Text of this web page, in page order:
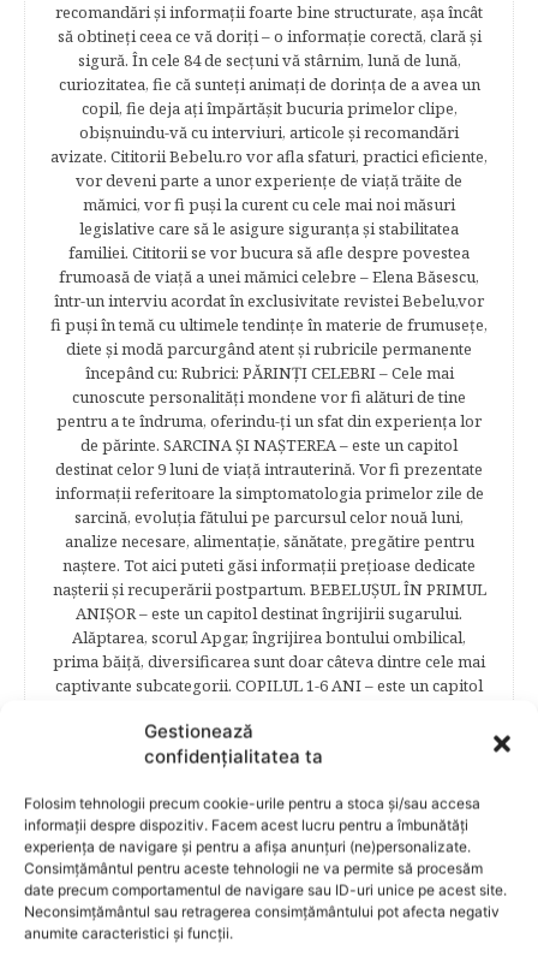
Gestionează
confidențialitatea ta
Folosim tehnologii precum cookie-urile pentru a stoca și/sau accesa
informații despre dispozitiv. Facem acest lucru pentru a îmbunătăți
experiența de navigare și pentru a afișa anunțuri (ne)personalizate.
Consimțământul pentru aceste tehnologii ne va permite să procesăm
date precum comportamentul de navigare sau ID-uri unice pe acest site.
Neconsimțământul sau retragerea consimțământului pot afecta negativ
anumite caracteristici și funcții.
recomandări şi informaţii foarte bine structurate, aşa încât
să obtineţi ceea ce vă doriţi – o informaţie corectă, clară şi
sigură. În cele 84 de secțuni vă stârnim, lună de lună,
curiozitatea, fie că sunteţi animaţi de dorinţa de a avea un
copil, fie deja aţi împărtăşit bucuria primelor clipe,
obişnuindu-vă cu interviuri, articole şi recomandări
avizate. Cititorii Bebelu.ro vor afla sfaturi, practici eficiente,
vor deveni parte a unor experienţe de viaţă trăite de
mămici, vor fi puşi la curent cu cele mai noi măsuri
legislative care să le asigure siguranţa şi stabilitatea
familiei. Cititorii se vor bucura să afle despre povestea
frumoasă de viață a unei mămici celebre – Elena Băsescu,
într-un interviu acordat în exclusivitate revistei Bebelu,vor
fi puşi în temă cu ultimele tendinţe în materie de frumuseţe,
diete şi modă parcurgând atent şi rubricile permanente
începând cu: Rubrici: PĂRINŢI CELEBRI – Cele mai
cunoscute personalităţi mondene vor fi alături de tine
pentru a te îndruma, oferindu-ţi un sfat din experienţa lor
de părinte. SARCINA ŞI NAŞTEREA – este un capitol
destinat celor 9 luni de viaţă intrauterină. Vor fi prezentate
informaţii referitoare la simptomatologia primelor zile de
sarcină, evoluţia fătului pe parcursul celor nouă luni,
analize necesare, alimentaţie, sănătate, pregătire pentru
naştere. Tot aici puteti găsi informaţii preţioase dedicate
naşterii şi recuperării postpartum. BEBELUŞUL ÎN PRIMUL
ANIŞOR – este un capitol destinat îngrijirii sugarului.
Alăptarea, scorul Apgar, îngrijirea bontului ombilical,
prima băiţă, diversificarea sunt doar câteva dintre cele mai
captivante subcategorii. COPILUL 1-6 ANI – este un capitol
la vârsta şcolară. Mămicile vor reuşi să afle cum anume să
se descurce cu propriul copil, cum să îl îngrijească în aşa fel
captivant în care poţi afla cum să îţi educi copilul în aşa fel
încât să poţi obţine performanţe şcolare sigure. FAMILIA –
este un capitol destinat vieţii de familie ce conţine o serie
întreagă de sfaturi eficiente. COPII TALENTAŢI – este un
capitol fascinant dedicat copiilor valoroși ai țării. ÎNVAŢĂ
SĂ PREVII! –sunt prezentate soluţii de prevenire a
anumitor probleme de sănătate ce pot afecta atât viaţa